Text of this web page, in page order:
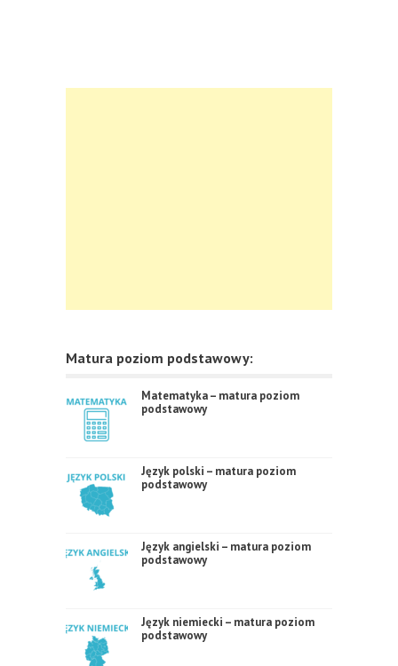
Matura poziom podstawowy:
Matematyka – matura poziom
podstawowy
Język polski – matura poziom
podstawowy
Język angielski – matura poziom
podstawowy
Język niemiecki – matura poziom
podstawowy